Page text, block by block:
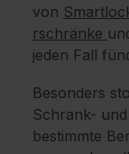
von
rschränke
jeden Fall
Besonders
Schrank-
bestimmte